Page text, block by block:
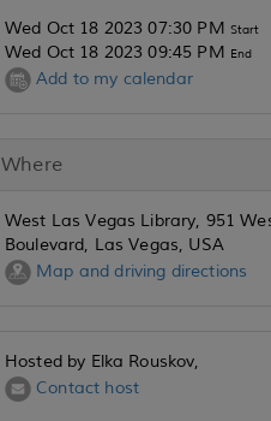
Wed Oct 18 2023 07:30 PM Start
Wed Oct 18 2023 09:45 PM End
Add to my calendar
Where
West Las Vegas Library, 951
Boulevard, Las Vegas, USA
Map and driving directions
Hosted by Elka Rouskov,
Contact host